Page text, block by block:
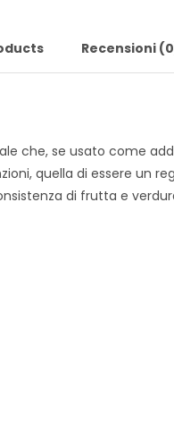
Recensioni
che, se usato come
quella di essere un
di frutta e